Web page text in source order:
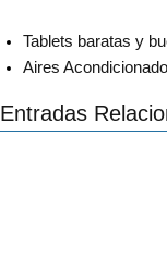
Tablets baratas y
Aires
Entradas